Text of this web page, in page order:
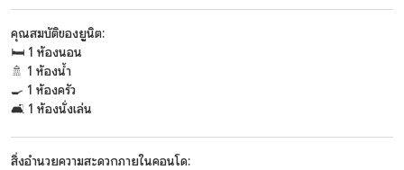
คุณสมบัติของยูนิต:
🛏️ 1 ห้องนอน
🚿 1 ห้องน้ำ
🍳 1 ห้องครัว
🛋️ 1 ห้องนั่งเล่น
สิ่งอำนวยความสะดวกภายในคอนโด: